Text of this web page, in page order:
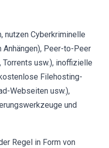
nutzen Cyberkriminelle
Peer-to-Peer
usw.), inoffizielle
Filehosting-
Webseiten usw.),
und
Regel in Form von